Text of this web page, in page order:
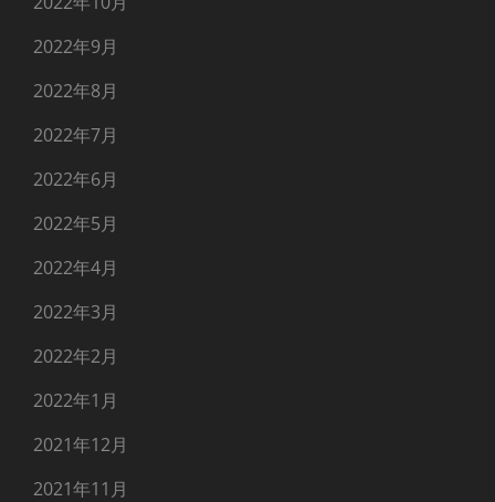
2022年9月
2022年8月
2022年7月
2022年6月
2022年5月
2022年4月
2022年3月
2022年2月
2022年1月
2021年12月
2021年11月